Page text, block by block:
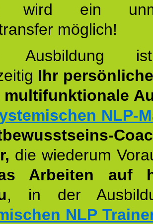
wird ein
möglich!
Ausbildung
Ihr
multifunktionale
NLP-
die wiederum
Arbeiten auf
, in der
NLP